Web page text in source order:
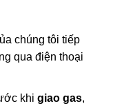
chúng tôi tiếp
qua điện thoại
khi giao gas,